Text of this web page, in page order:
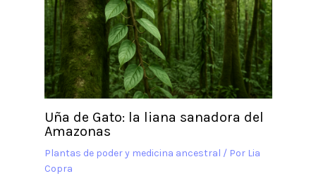
Uña de Gato: la liana sanadora del
Amazonas
Plantas de poder y medicina ancestral / Por Lia
Copra